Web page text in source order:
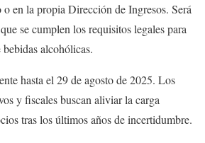
en la propia Dirección de Ingresos. Será
se cumplen los requisitos legales para
alcohólicas.
hasta el 29 de agosto de 2025. Los
y fiscales buscan aliviar la carga
tras los últimos años de incertidumbre.